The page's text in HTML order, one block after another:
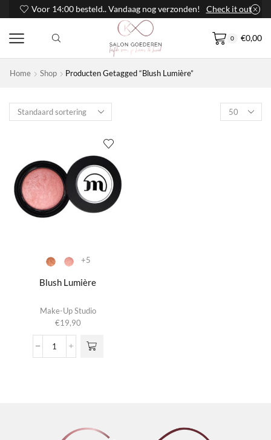
Voor 14:00 besteld.. Vandaag nog verzonden! Check it out
0 €0,00
Home Shop Producten Getagged “Blush Lumière”
Products
per
+5
Blush Lumière
Make-Up Studio
€19,90
Blush
heeft
meerdere
Deze optie